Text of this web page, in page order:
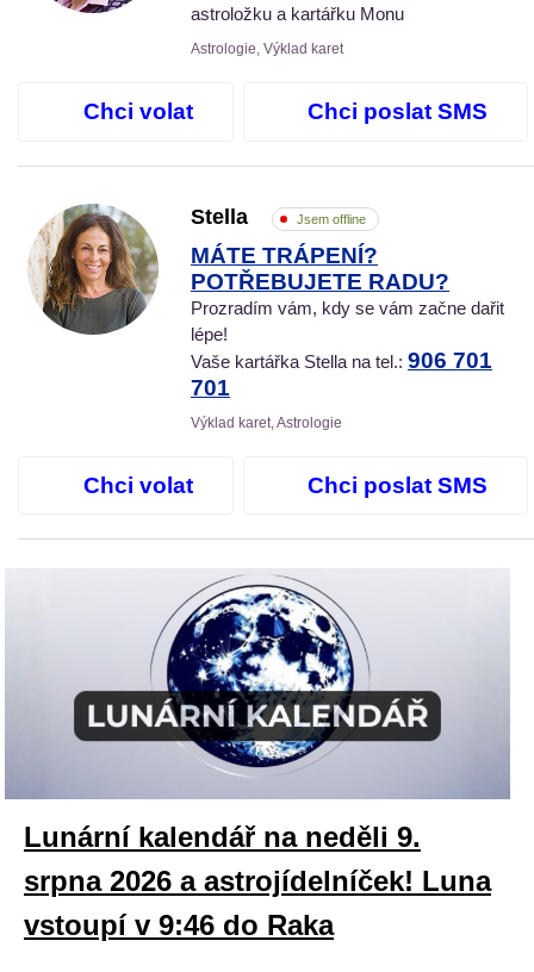
astroložku a kartářku Monu
Astrologie, Výklad karet
Chci volat Chci poslat SMS
Stella Jsem offline
MÁTE TRÁPENÍ?
POTŘEBUJETE RADU?
Prozradím vám, kdy se vám začne dařit
lépe!
Vaše kartářka Stella na tel.: 906 701
701
Výklad karet, Astrologie
Chci volat Chci poslat SMS
Lunární kalendář na neděli 9.
srpna 2026 a astrojídelníček! Luna
vstoupí v 9:46 do Raka